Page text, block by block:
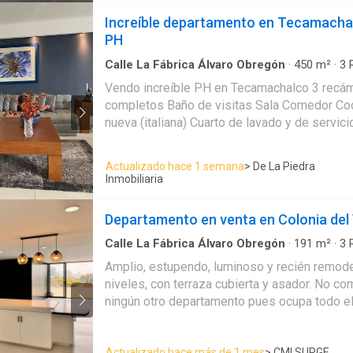
Increíble departamento en
PH
Calle La Fábrica Álvaro Obregón · 450 m² · 3
integral ·Cuarto de Limpieza·Cuarto de
Elevador·Estacionamiento· Gas natural·Jardín
polivalente·Terraza·Wifi
Vendo increíble PH en Tecamachalco 3 recámaras 2 baños
completos Baño de visitas Sala Comedor Cocina muy amplia y
nueva (italiana) Cuarto de lavado y de servicio Increíbles
muy razonable 4 elevadores
Actualizado hace 1 semana> De La Piedra
Inmobiliaria
Departamento en venta en Colonia del
Calle La Fábrica Álvaro Obregón · 191 m² · 3
·Terraza
Amplio, estupendo, luminoso y recién
niveles, con terraza cubierta y asador. No
ningún otro departamento pues ocupa todo
luminosa sala con acceso a balcón